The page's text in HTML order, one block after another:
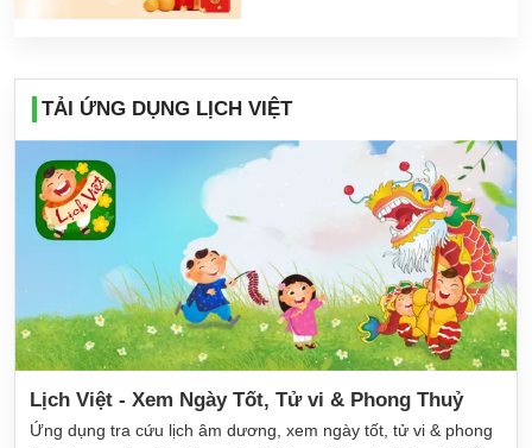
TẢI ỨNG DỤNG LỊCH VIỆT
Lịch Việt - Xem Ngày Tốt, Tử vi & Phong Thuỷ
Ứng dụng tra cứu lịch âm dương, xem ngày tốt, tử vi & phong